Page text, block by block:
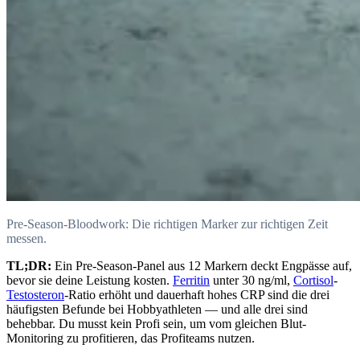
Pre-Season-Bloodwork: Die richtigen Marker zur richtigen Zeit
messen.
TL;DR: Ein Pre-Season-Panel aus 12 Markern deckt Engpässe auf,
bevor sie deine Leistung kosten. Ferritin unter 30 ng/ml, Cortisol-
Testosteron-Ratio erhöht und dauerhaft hohes CRP sind die drei
häufigsten Befunde bei Hobbyathleten — und alle drei sind
behebbar. Du musst kein Profi sein, um vom gleichen Blut-
Monitoring zu profitieren, das Profiteams nutzen.